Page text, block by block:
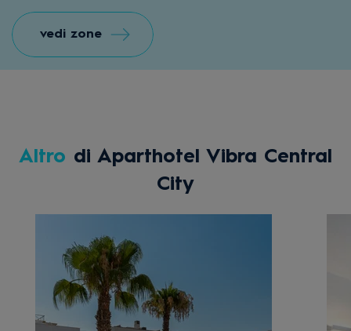
vedi zone
Altro di Aparthotel Vibra Central
City